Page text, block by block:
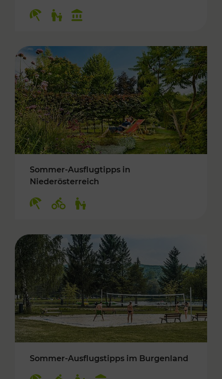
Sommer-Ausflugtipps in
Niederösterreich
Sommer-Ausflugstipps im Burgenland